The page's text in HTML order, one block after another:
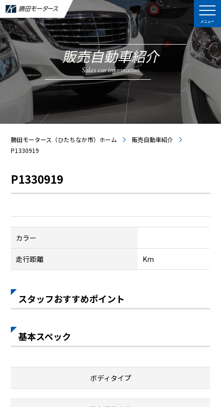
メニュー
販売自動車紹介
Sales car information
勝田モータース（ひたちなか市）ホーム
販売自動車紹介
P1330919
P1330919
カラー
走行距離 Km
スタッフおすすめポイント
基本スペック
ボディタイプ